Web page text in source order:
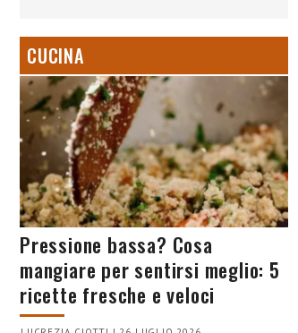
CUCINA
Pressione bassa? Cosa
mangiare per sentirsi meglio: 5
ricette fresche e veloci